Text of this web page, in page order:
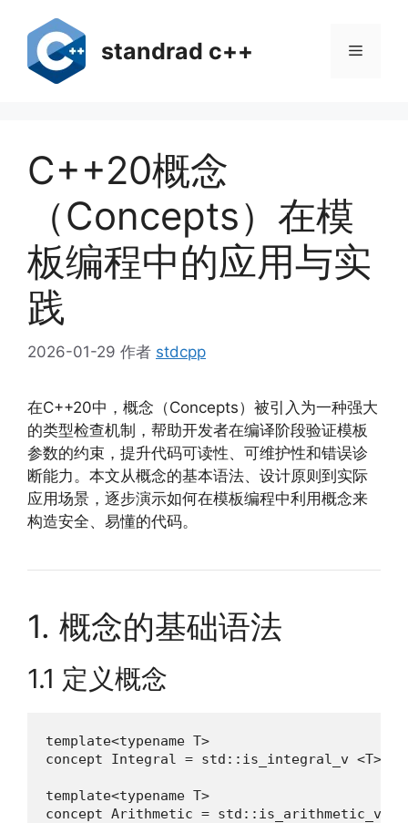
standrad c++ 菜
C++20概念
（Concepts）在模
板编程中的应用与实
践
2026-01-29 作者 stdcpp
在C++20中，概念（Concepts）被引入为一种强大
的类型检查机制，帮助开发者在编译阶段验证模板
参数的约束，提升代码可读性、可维护性和错误诊
断能力。本文从概念的基本语法、设计原则到实际
应用场景，逐步演示如何在模板编程中利用概念来
构造安全、易懂的代码。
1. 概念的基础语法
1.1 定义概念
template<typename T>
concept Integral = std::is_integral_v <T>;
template<typename T>
concept Arithmetic = std::is_arithmetic_v